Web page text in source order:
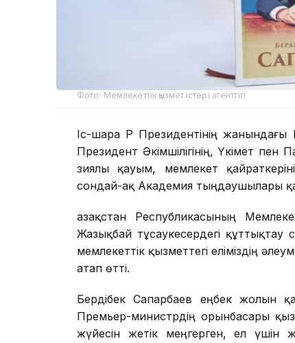
Фото: Мемлекеттік қызмет істері агенттігі
Іс-шара ҚР Президентінің
Президент Әкімшілігінің, Үкімет пен
зиялы қауым, мемлекет
сондай-ақ Академия тыңдаушылары
Қазақстан Республикасының
Жазықбай тұсаукесердегі
мемлекеттік қызметтегі еліміздің
атап өтті.
Бердібек Сапарбаев еңбек жолын
Премьер-министрдің орынбасары
жүйесін жетік меңгерген, ел үшін